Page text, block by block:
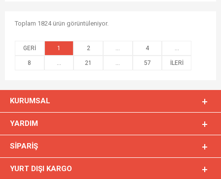
Toplam 1824 ürün görüntüleniyor.
1 2 4
8 21 57
KURUMSAL
YARDIM
SIPARIŞ
YURT DIŞI KARGO